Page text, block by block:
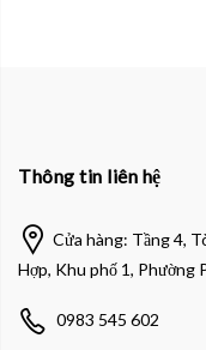
Thông tin liên hệ
Cửa hàng: Tầng 4,
Hợp, Khu phố 1, Phường
0983 545 602